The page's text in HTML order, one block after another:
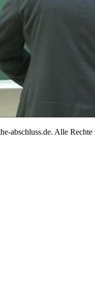
abschluss.de. Alle Rechte